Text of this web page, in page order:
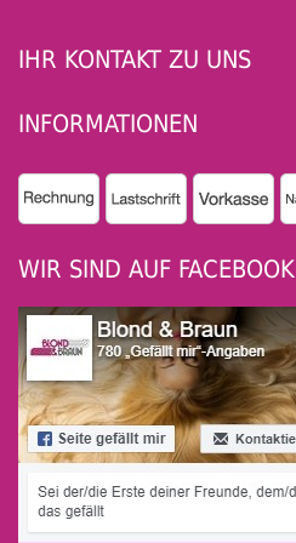
IHR KONTAKT ZU UNS
INFORMATIONEN
WIR SIND AUF FACEBOOK